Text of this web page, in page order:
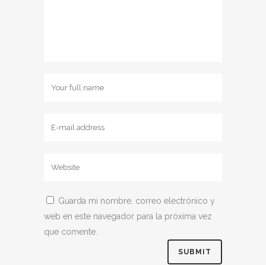
Guarda mi nombre, correo electrónico y
web en este navegador para la próxima vez
que comente.